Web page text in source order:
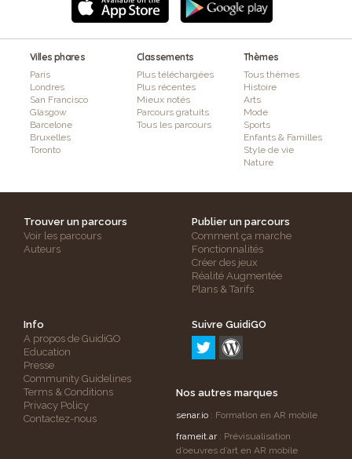
Villes phares
Paris
Londres
San Francisco
Glasgow
Barcelone
Bruxelles
Toronto
Classements
Plus téléchargées
Plus récentes
Mieux notés
Parcours gratuits
Tous les parcours
Thèmes
Tous thèmes
Histoire
Arts
Mode
Sports
Enfants & Familles
Style de vie
Nature
Trouver un parcours
Voir les parcours
Auteurs
Publier un parcours
Comment ça marche
Fonctionnalités
Créer des jeux
Réalité Augmentée
Plans & Tarifs
Info
A propos de GuidiGO
Education
Presse
Community Guidelines
Terms & Conditions
Privacy Policy
Contactez-nous
Suivre GuidiGO
Nos autres marques
senar.io : Formation en AR mobile
frameit.ar: Prévisualisation
d’oeuvres d’art en AR mobile